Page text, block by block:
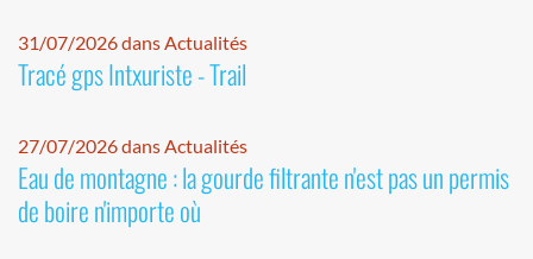
31/07/2026 dans Actualités
Tracé gps Intxuriste - Trail
27/07/2026 dans Actualités
Eau de montagne : la gourde filtrante n'est pas un permis
de boire n'importe où